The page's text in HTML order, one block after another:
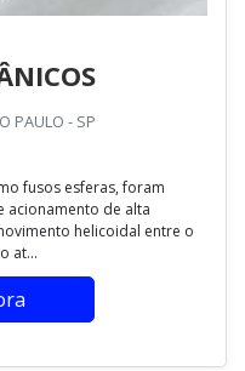
PAULO - SP
fusos esferas, foram
acionamento de alta
helicoidal entre o
at...